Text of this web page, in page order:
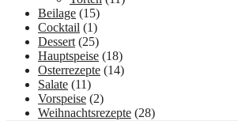
Beilage (15)
Cocktail (1)
Dessert (25)
Hauptspeise (18)
Osterrezepte (14)
Salate (11)
Vorspeise (2)
Weihnachtsrezepte (28)